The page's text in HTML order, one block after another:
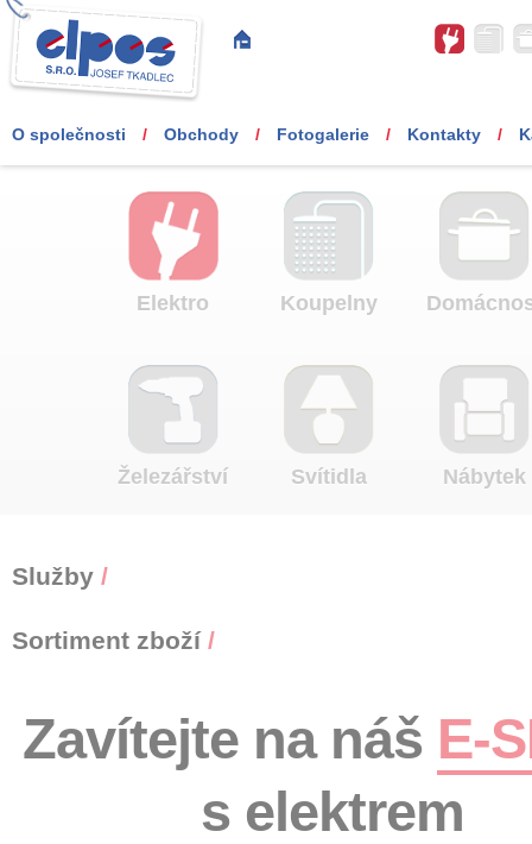
O společnosti / Obchody / Fotogalerie / Kontakty /
Elektro Koupelny
Železářství Svítidla Nábytek
Služby /
Sortiment zboží /
Zavítejte na náš E-
s elektrem